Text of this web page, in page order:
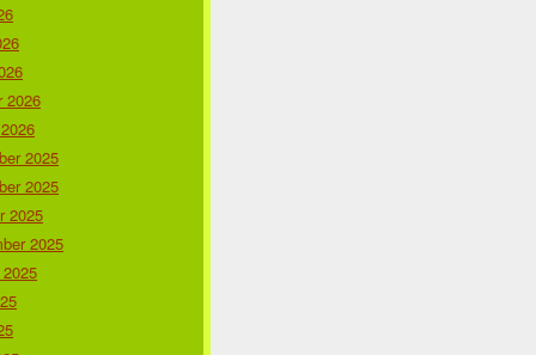
2026
2025
2025
2025
2025